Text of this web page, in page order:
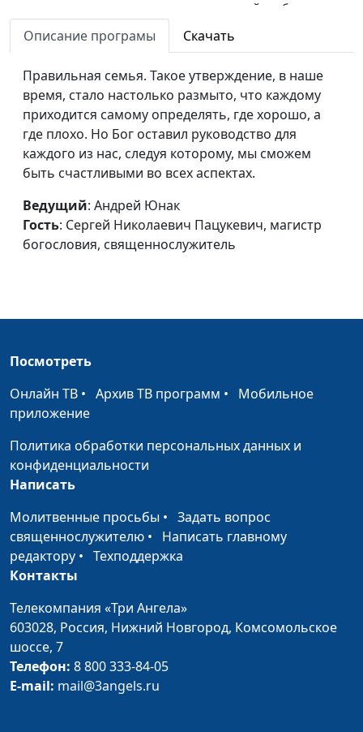
религиозной свободы
Христиане всех стран,
Роман Земцов,
священнослужитель,
директор отдела
общественных
связей и
религиозной свободы
священнослужитель,
директор отдела
директор отдела
религиозной свободы
Почтальон всегда
звонит дважды
священнослужитель,
директор отдела
Адвокат Бога
Описание програмы Скачать
Правильная семья. Такое утверждение, в наше
время, стало настолько размыто, что каждому
приходится самому определять, где хорошо, а
где плохо. Но Бог оставил руководство для
каждого из нас, следуя которому, мы сможем
быть счастливыми во всех аспектах.
Ведущий: Андрей Юнак
Гость: Сергей Николаевич Пацукевич, магистр
богословия, священнослужитель
Посмотреть
Онлайн ТВ • Архив ТВ программ • Мобильное
приложение
Политика обработки персональных данных и
конфиденциальности
Написать
Молитвенные просьбы • Задать вопрос
священнослужителю • Написать главному
редактору • Техподдержка
Контакты
Телекомпания «Три Ангела»
603028, Россия, Нижний Новгород, Комсомольское
шоссе, 7
Телефон: 8 800 333-84-05
E-mail: mail@3angels.ru